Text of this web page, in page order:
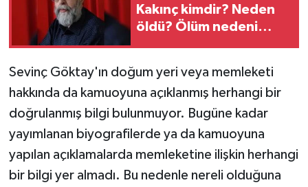
Kakınç kimdir? Neden
öldü? Ölüm nedeni
Sevinç Göktay'ın doğum yeri veya memleketi
hakkında da kamuoyuna açıklanmış herhangi bir
doğrulanmış bilgi bulunmuyor. Bugüne kadar
yayımlanan biyografilerde ya da kamuoyuna
yapılan açıklamalarda memleketine ilişkin herhangi
bir bilgi yer almadı. Bu nedenle nereli olduğuna